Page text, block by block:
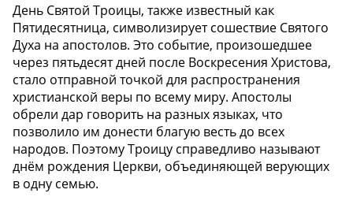
День Святой Троицы, также известный как
Пятидесятница, символизирует сошествие Святого
Духа на апостолов. Это событие, произошедшее
через пятьдесят дней после Воскресения Христова,
стало отправной точкой для распространения
христианской веры по всему миру. Апостолы
обрели дар говорить на разных языках, что
позволило им донести благую весть до всех
народов. Поэтому Троицу справедливо называют
днём рождения Церкви, объединяющей верующих
в одну семью.